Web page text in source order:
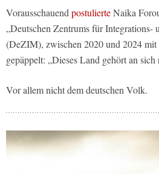
Vorausschauend postulierteNaika
„Deutschen Zentrums für Integrations-
(DeZIM), zwischen 2020 und 2024
gepäppelt: „Dieses Land gehört an sich
Vor allem nicht dem deutschen Volk.